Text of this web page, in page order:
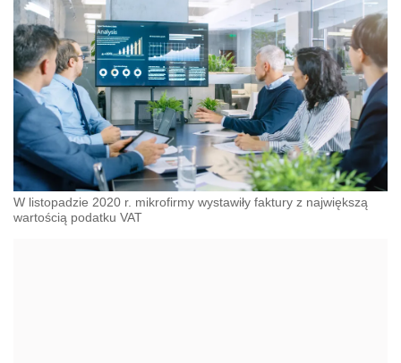
W listopadzie 2020 r. mikrofirmy wystawiły faktury z największą
wartością podatku VAT